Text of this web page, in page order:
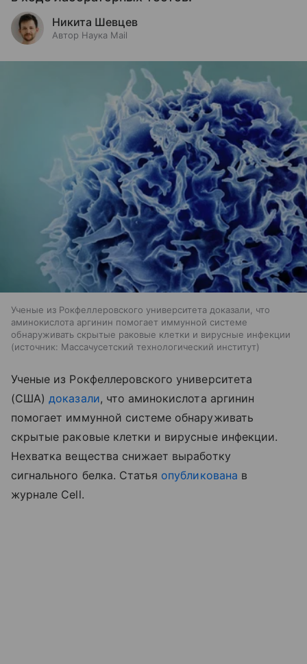
Никита Шевцев
Автор Наука Mail
Ученые из Рокфеллеровского университета доказали, что
аминокислота аргинин помогает иммунной системе
обнаруживать скрытые раковые клетки и вирусные инфекции
источник: Массачусетский технологический институт
Ученые из Рокфеллеровского университета
(США)доказали, что аминокислота аргинин
помогает иммунной системе обнаруживать
скрытые раковые клетки и вирусные инфекции.
Нехватка вещества снижает выработку
сигнального белка. Статья опубликована в
журнале Cell.